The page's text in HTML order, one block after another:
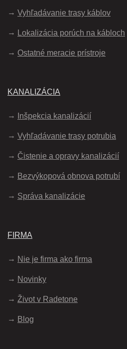
Vyhľadávanie trasy káblov
Lokalizácia porúch na kábloch
Ostatné meracie prístroje
KANALIZÁCIA
Inšpekcia kanalizácií
Vyhľadávanie trasy potrubia
Čistenie a opravy kanalizácií
Bezvýkopová obnova potrubí
Správa kanalizácie
FIRMA
Nie je firma ako firma
Novinky
Život v Radetone
Blog